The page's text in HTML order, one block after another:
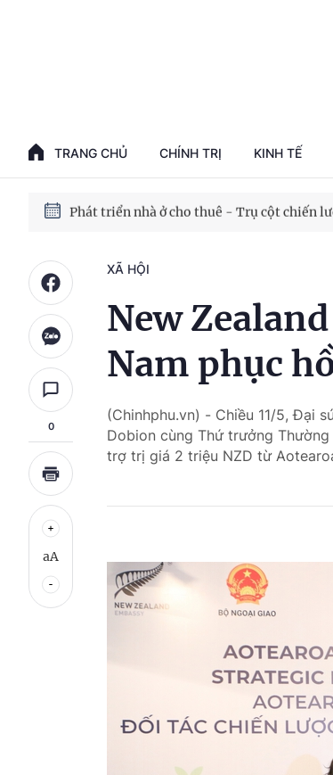
TRANG CHỦ CHÍNH TRỊ KINH TẾ
Phát triển kinh tế nhà nước trong kỷ
Phát triển nhà ở cho thuê - Trụ cột chiến
0
aA
XÃ HỘI
New
Nam phục
(Chinhphu.vn) - Chiều 11/5, Đại
Dobion cùng Thứ trưởng
trợ trị giá 2 triệu NZD từ